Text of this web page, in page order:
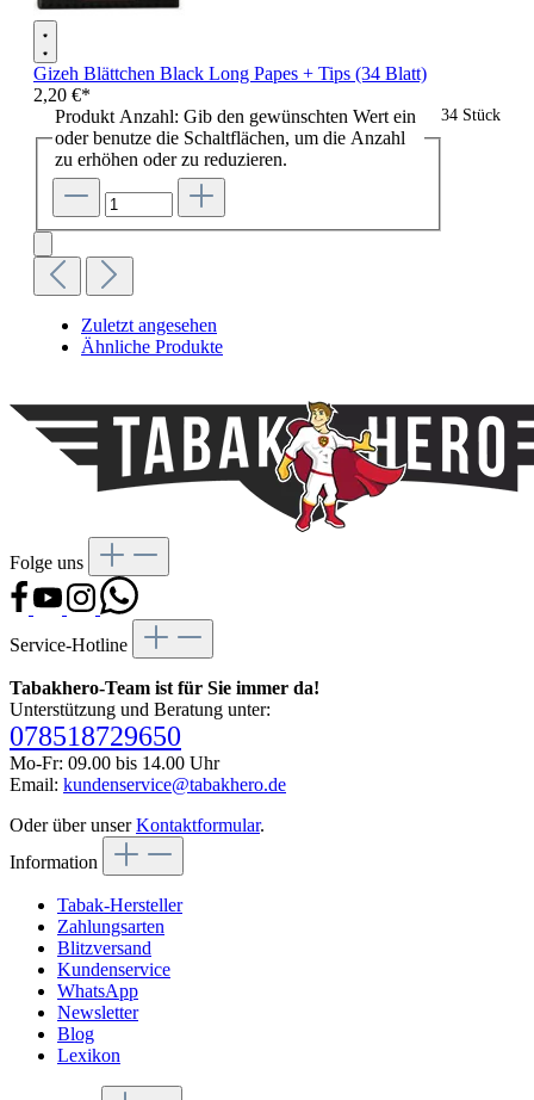
Gizeh Blättchen Black Long Papes + Tips (34 Blatt)
2,20 €*
34 Stück
Produkt Anzahl: Gib den gewünschten Wert ein
oder benutze die Schaltflächen, um die Anzahl
zu erhöhen oder zu reduzieren.
Zuletzt angesehen
Ähnliche Produkte
Folge uns
Service-Hotline
Tabakhero-Team ist für Sie immer da!
Unterstützung und Beratung unter:
078518729650
Mo-Fr: 09.00 bis 14.00 Uhr
Email: kundenservice@tabakhero.de
Oder über unserKontaktformular.
Information
Tabak-Hersteller
Zahlungsarten
Blitzversand
Kundenservice
WhatsApp
Newsletter
Blog
Lexikon